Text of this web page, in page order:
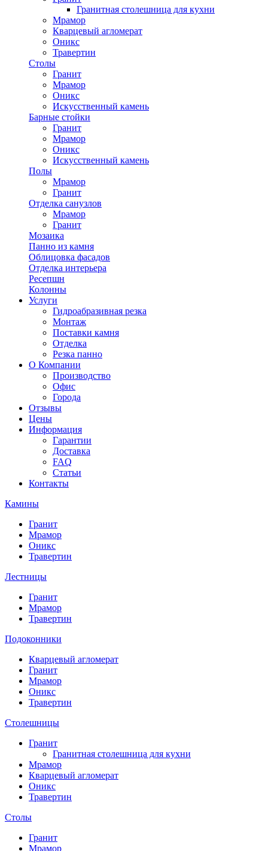
Гранитная столешница для кухни
Мрамор
Кварцевый агломерат
Оникс
Травертин
Столы
Гранит
Мрамор
Оникс
Искусственный камень
Барные стойки
Гранит
Мрамор
Оникс
Искусственный камень
Полы
Мрамор
Гранит
Отделка санузлов
Мрамор
Гранит
Мозаика
Панно из камня
Облицовка фасадов
Отделка интерьера
Ресепшн
Колонны
Услуги
Гидроабразивная резка
Монтаж
Поставки камня
Отделка
Резка панно
О Компании
Производство
Офис
Города
Отзывы
Цены
Информация
Гарантии
Доставка
FAQ
Статьи
Контакты
Камины
Гранит
Мрамор
Оникс
Травертин
Лестницы
Гранит
Мрамор
Травертин
Подоконники
Кварцевый агломерат
Гранит
Мрамор
Оникс
Травертин
Столешницы
Гранит
Гранитная столешница для кухни
Мрамор
Кварцевый агломерат
Оникс
Травертин
Столы
Гранит
Мрамор